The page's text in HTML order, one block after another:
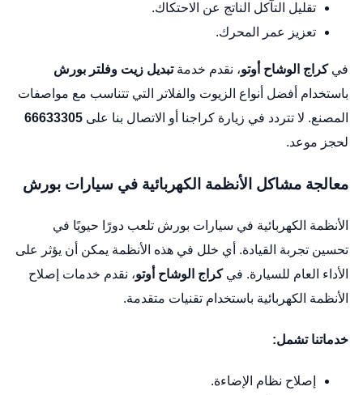
تقليل التآكل الناتج عن الاحتكاك.
تعزيز عمر المحرك.
فيكراج الوشاح أوتو، نقدم خدمةتبديل زيت وفلتر بورش
باستخدام أفضل أنواع الزيوت والفلاتر التي تتناسب مع مواصفات
المصنع. لا تتردد في زيارة كراجنا أو الاتصال بنا على 66633305
لحجز موعد.
معالجة مشاكل الأنظمة الكهربائية في سيارات بورش
الأنظمة الكهربائية في سيارات بورش تلعب دورًا حيويًا في
تحسين تجربة القيادة. أي خلل في هذه الأنظمة يمكن أن يؤثر على
الأداء العام للسيارة. فيكراج الوشاح أوتو، نقدم خدمات إصلاح
الأنظمة الكهربائية باستخدام تقنيات متقدمة.
خدماتنا تشمل:
إصلاح نظام الإضاءة.